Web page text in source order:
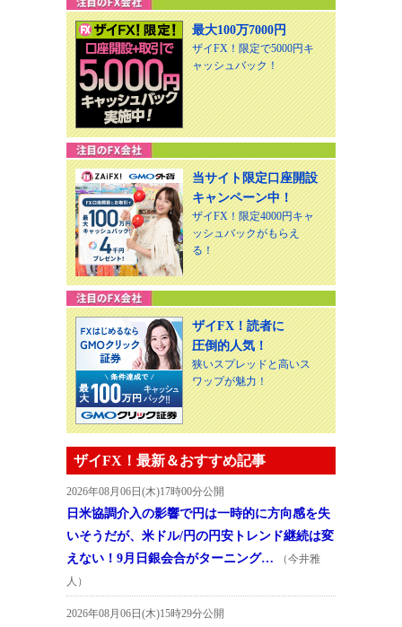
最大100万7000円
ザイFX！限定で5000円キ
ャッシュバック！
当サイト限定口座開設
キャンペーン中！
ザイFX！限定4000円キャ
ッシュバックがもらえ
る！
ザイFX！読者に
圧倒的人気！
狭いスプレッドと高いス
ワップが魅力！
ザイFX！最新＆おすすめ記事
2026年08月06日(木)17時00分公開
日米協調介入の影響で円は一時的に方向感を失
いそうだが、米ドル/円の円安トレンド継続は変
えない！9月日銀会合がターニング…
（今井雅
人）
2026年08月06日(木)15時29分公開